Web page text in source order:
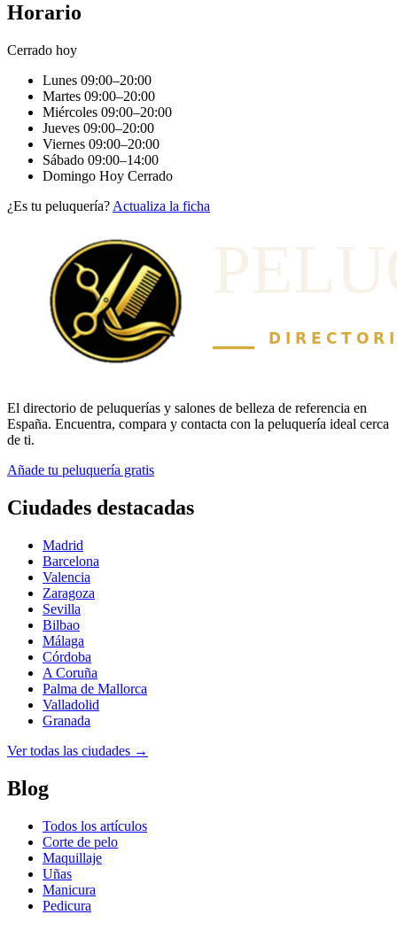
Horario
Cerrado hoy
Lunes 09:00–20:00
Martes 09:00–20:00
Miércoles 09:00–20:00
Jueves 09:00–20:00
Viernes 09:00–20:00
Sábado 09:00–14:00
Domingo Hoy Cerrado
¿Es tu peluquería? Actualiza la ficha
El directorio de peluquerías y salones de belleza de referencia en
España. Encuentra, compara y contacta con la peluquería ideal cerca
de ti.
Añade tu peluquería gratis
Ciudades destacadas
Madrid
Barcelona
Valencia
Zaragoza
Sevilla
Bilbao
Málaga
Córdoba
A Coruña
Palma de Mallorca
Valladolid
Granada
Ver todas las ciudades →
Blog
Todos los artículos
Corte de pelo
Maquillaje
Uñas
Manicura
Pedicura